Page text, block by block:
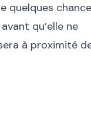
quelques
qu’elle ne
à proximité